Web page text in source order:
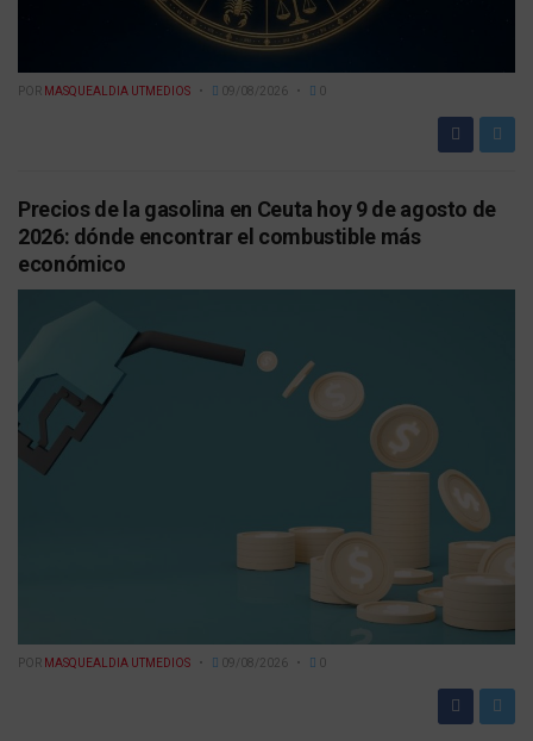
POR MASQUEALDIA UTMEDIOS 09/08/2026 0
Precios de la gasolina en Ceuta hoy 9 de agosto de
2026: dónde encontrar el combustible más
económico
POR MASQUEALDIA UTMEDIOS 09/08/2026 0